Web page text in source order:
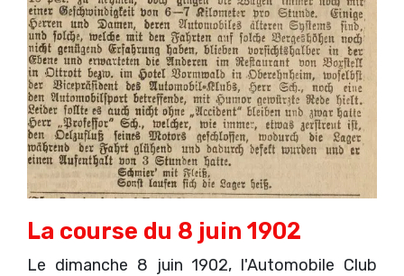
La course du 8 juin 1902
Le dimanche 8 juin 1902, l'Automobile Club